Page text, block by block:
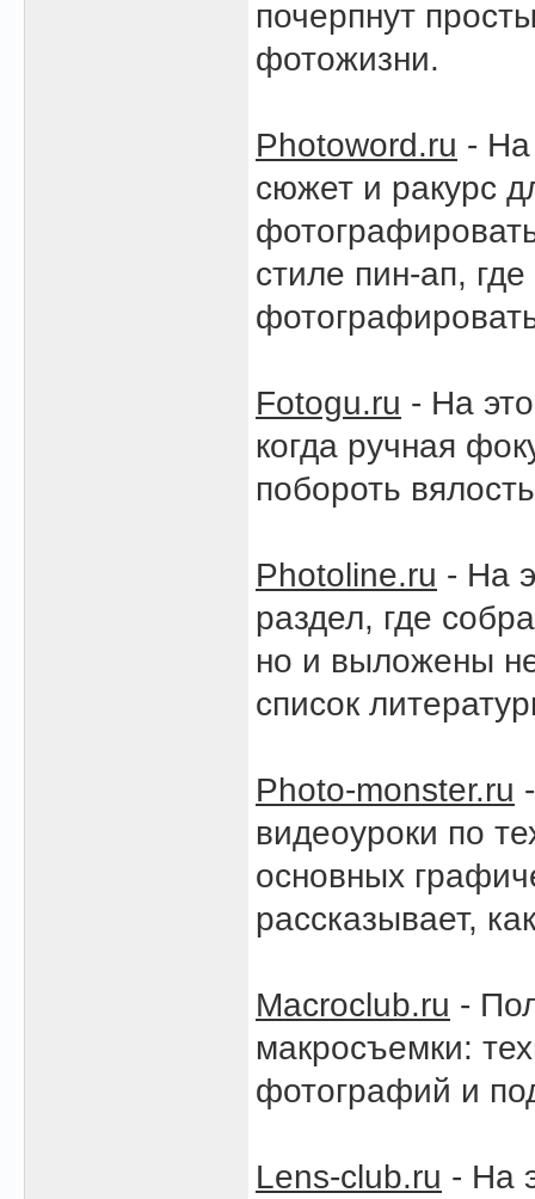
почерпнут
фотожизни.
Photoword.ru - На
сюжет и ракурс
стиле пин-ап,
Fotogu.ru - На
когда ручная
побороть
Photoline.ru - На
раздел, где
но и выложены
список
Photo-monster.ru
видеоуроки по
основных
рассказывает,
Macroclub.ru -
макросъемки:
фотографий и
Lens-club.ru - На